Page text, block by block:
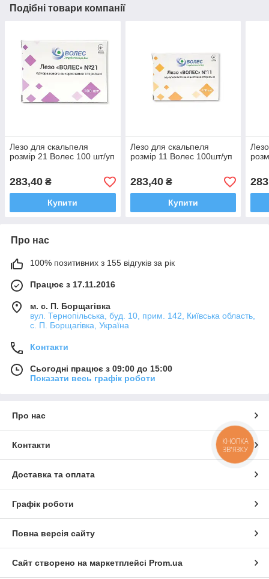
Подібні товари компанії
Лезо для скальпеля
розмір 21 Волес 100 шт/уп
283,40 ₴
Купити
Лезо для скальпеля
розмір 11 Волес 100шт/уп
283,40₴
Купити
Про нас
100% позитивних з 155 відгуків за рік
Працює з 17.11.2016
м. с. П. Борщагівка
вул. Тернопільська, буд. 10, прим. 142, Київська область,
с. П. Борщагівка, Україна
Контакти
Сьогодні працює з 09:00 до 15:00
Показати весь графік роботи
Про нас
Контакти
Доставка та оплата
Графік роботи
Повна версія сайту
Сайт створено на маркетплейсі Prom.ua
КНОПКА
ЗВ'ЯЗКУ